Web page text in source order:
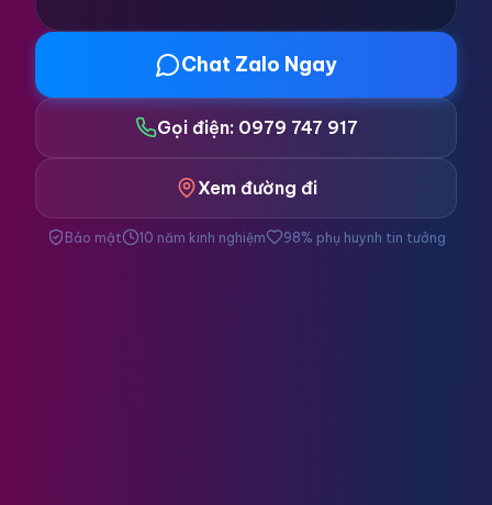
Chat Zalo Ngay
Gọi điện: 0979 747 917
Xem đường đi
Bảo mật 10 năm kinh nghiệm 98% phụ huynh tin tưởng